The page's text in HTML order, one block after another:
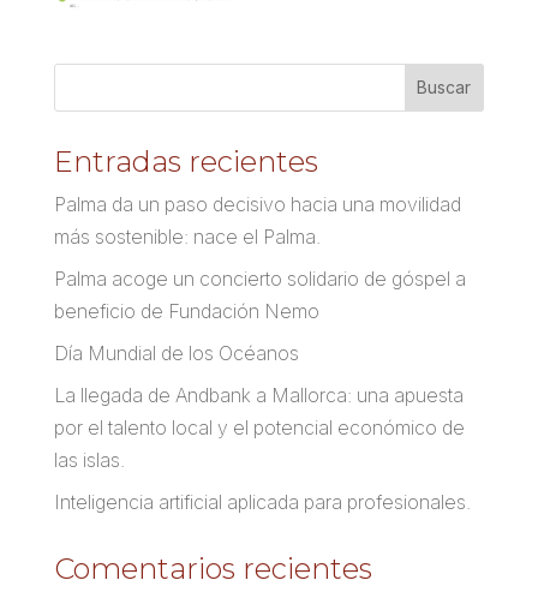
Entradas recientes
Palma da un paso decisivo hacia una movilidad
más sostenible: nace el Palma.
Palma acoge un concierto solidario de góspel a
beneficio de Fundación Nemo
Día Mundial de los Océanos
La llegada de Andbank a Mallorca: una apuesta
por el talento local y el potencial económico de
las islas.
Inteligencia artificial aplicada para profesionales.
Comentarios recientes